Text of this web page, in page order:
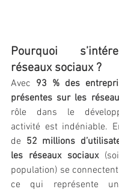
Pourquoi
réseaux sociaux ?
Avec 93 % des
présentes sur les
rôle dans le
activité est indéniable.
de 52 millions
les réseaux sociaux
population) se
ce qui représente